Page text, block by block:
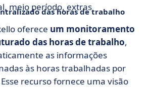
meio período, extras
das horas de trabalho
oferece um monitoramento
das horas de trabalho,
as informações
às horas trabalhadas por
recurso fornece uma visão